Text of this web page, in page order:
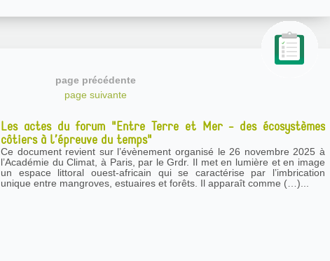
page précédente
page suivante
Les actes du forum "Entre Terre et Mer - des écosystèmes
côtiers à l’épreuve du temps"
Ce document revient sur l’évènement organisé le 26 novembre 2025 à
l’Académie du Climat, à Paris, par le Grdr. Il met en lumière et en image
un espace littoral ouest-africain qui se caractérise par l’imbrication
unique entre mangroves, estuaires et forêts. Il apparaît comme (…)...